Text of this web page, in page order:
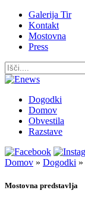
Galerija Tir
Kontakt
Mostovna
Press
Dogodki
Domov
Obvestila
Razstave
Domov » Dogodki »
Mostovna predstavlja